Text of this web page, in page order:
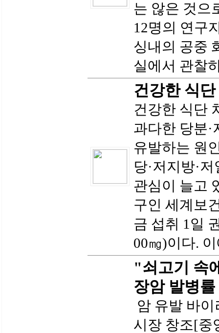
는 않은 것으
12명의 연구
싱내의 공중
실에서 관찰
건강한 식
건강한 식단
과다한 당분
유발하는 원
당·저지방·
관심이 늘고
구인 세계보
금 섭취 1일
00㎎)이다.
"쇠고기 속
장암 발병
암 유발 바
시장 창조[중